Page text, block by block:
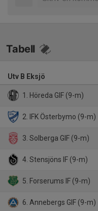
Tabell
Utv B Eksjö
1. Höreda GIF (9-m)
2. IFK Österbymo (9-m)
3. Solberga GIF (9-m)
4. Stensjöns IF (9-m)
5. Forserums IF (9-m)
6. Annebergs GIF (9-m)